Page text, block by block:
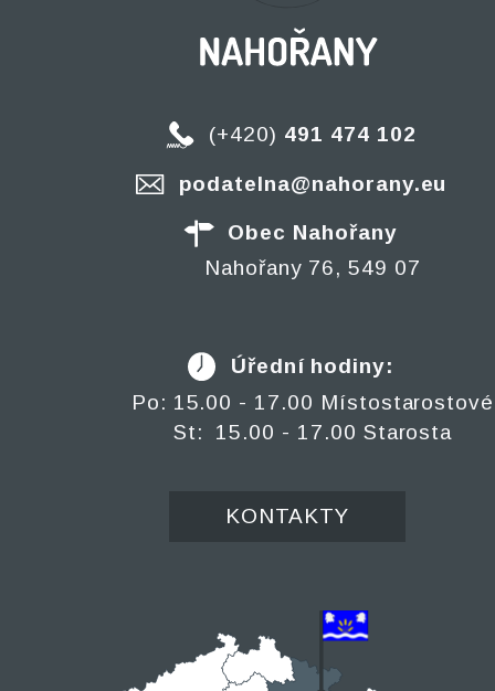
(+420) 491 474 102
podatelna@nahorany.eu
Obec Nahořany
Nahořany 76, 549 07
Úřední hodiny:
Po: 15.00 - 17.00 Místostarostové
St: 15.00 - 17.00 Starosta
KONTAKTY